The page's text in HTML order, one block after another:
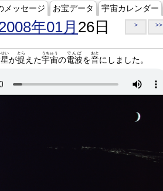
メッセージ お宝データ 宇宙カレンダー
年01月 26日 > >>
せい
が捉
とら
えた宇宙
うちゅう
の電波
でんぱ
を音
おと
にしました。